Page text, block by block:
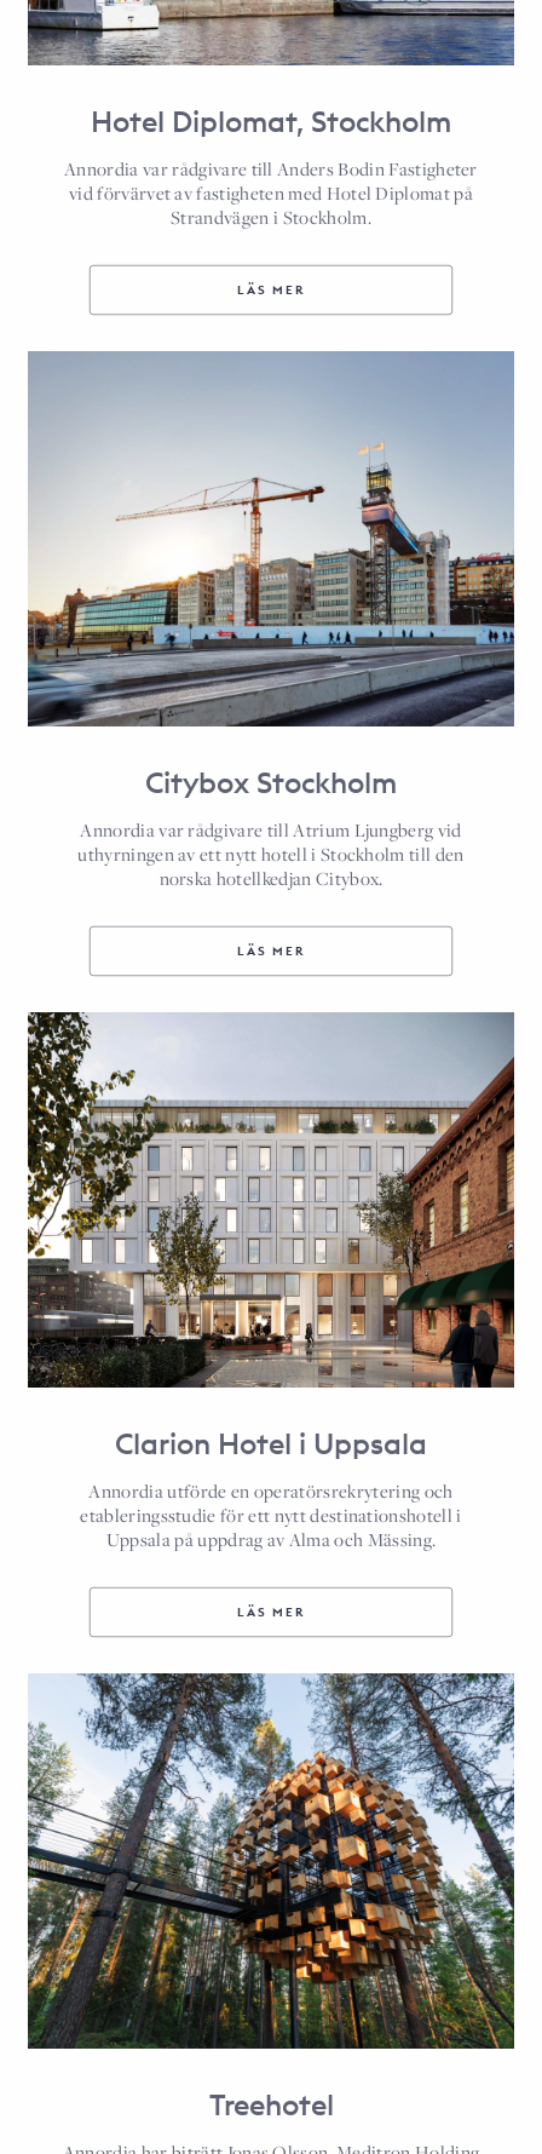
Hotel Diplomat, Stockholm
Annordia var rådgivare till Anders Bodin Fastigheter
vid förvärvet av fastigheten med Hotel Diplomat på
Strandvägen i Stockholm.
LÄS MER
Citybox Stockholm
Annordia var rådgivare till Atrium Ljungberg vid
uthyrningen av ett nytt hotell i Stockholm till den
norska hotellkedjan Citybox.
LÄS MER
Clarion Hotel i Uppsala
Annordia utförde en operatörsrekrytering och
etableringsstudie för ett nytt destinationshotell i
Uppsala på uppdrag av Alma och Mässing.
LÄS MER
Treehotel